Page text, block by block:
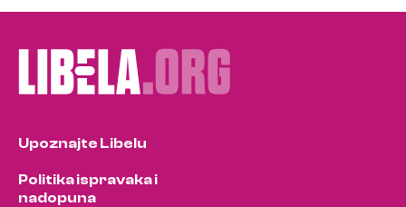
Upoznajte Libelu
Politika ispravaka i
nadopuna